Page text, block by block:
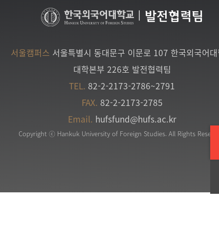
| 발전협력팀
서울캠퍼스 서울특별시 동대문구 이문로 107 한국외국어
대학본부 226호 발전협력팀
TEL. 82-2-2173-2786~2791
FAX. 82-2-2173-2785
Email. hufsfund@hufs.ac.kr
Copyright ⓒ Hankuk University of Foreign Studies. All Rights